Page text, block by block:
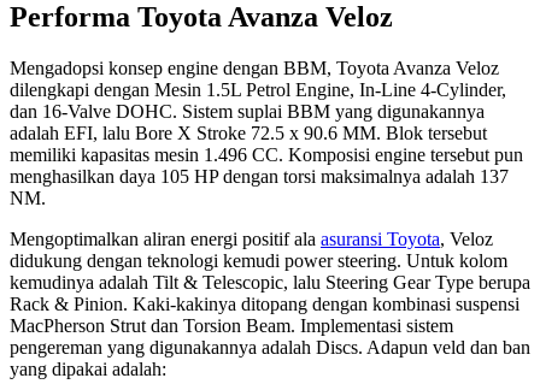
Performa Toyota Avanza Veloz
Mengadopsi konsep engine dengan BBM, Toyota Avanza Veloz
dilengkapi dengan Mesin 1.5L Petrol Engine, In-Line 4-Cylinder,
dan 16-Valve DOHC. Sistem suplai BBM yang digunakannya
adalah EFI, lalu Bore X Stroke 72.5 x 90.6 MM. Blok tersebut
memiliki kapasitas mesin 1.496 CC. Komposisi engine tersebut pun
menghasilkan daya 105 HP dengan torsi maksimalnya adalah 137
NM.
Mengoptimalkan aliran energi positif ala asuransi Toyota, Veloz
didukung dengan teknologi kemudi power steering. Untuk kolom
kemudinya adalah Tilt & Telescopic, lalu Steering Gear Type berupa
Rack & Pinion. Kaki-kakinya ditopang dengan kombinasi suspensi
MacPherson Strut dan Torsion Beam. Implementasi sistem
pengereman yang digunakannya adalah Discs. Adapun veld dan ban
yang dipakai adalah: